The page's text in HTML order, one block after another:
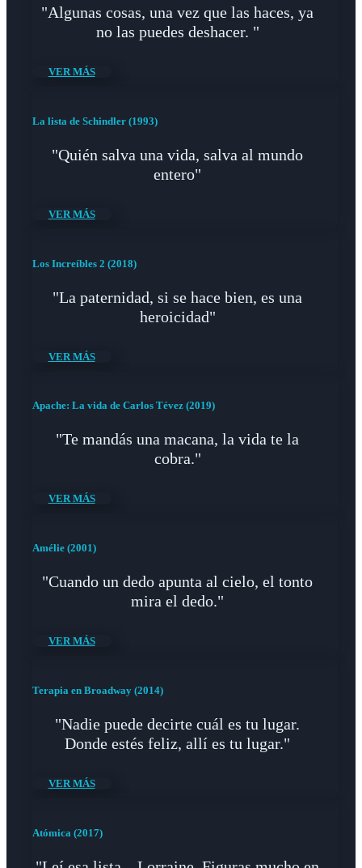
"Algunas cosas, una vez que las haces, ya
no las puedes deshacer. "
VER MÁS
La lista de Schindler (1993)
"Quién salva una vida, salva al mundo
entero"
VER MÁS
Los Increíbles 2 (2018)
"La paternidad, si se hace bien, es una
heroicidad"
VER MÁS
Apache: La vida de Carlos Tévez (2019)
"Te mandás una macana, la vida te la
cobra."
VER MÁS
Amélie (2001)
"Cuando un dedo apunta al cielo, el tonto
mira el dedo."
VER MÁS
Terapia en Broadway (2014)
"Nadie puede decirte cuál es tu lugar.
Donde estés feliz, allí es tu lugar."
VER MÁS
Atómica (2017)